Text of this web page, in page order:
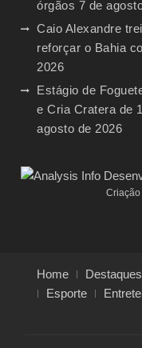
órgãos 7 de
Caio Alexandre
reforçar o Bahia
2026
Estágio de
e Cria Cratera de
agosto de 2026
Home Destaques
Esporte